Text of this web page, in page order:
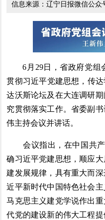
信息来源：辽宁日报微信公众
6月29日，省政府党组
贯彻习近平党建思想，传
达沃斯论坛及在大连调研
究贯彻落实工作。省委副
伟主持会议并讲话。
会议指出，在中国共产
确习近平党建思想，顺应
建发展规律，具有重大而
近平新时代中国特色社会
马克思主义建党学说作出
代党的建设新的伟大工程